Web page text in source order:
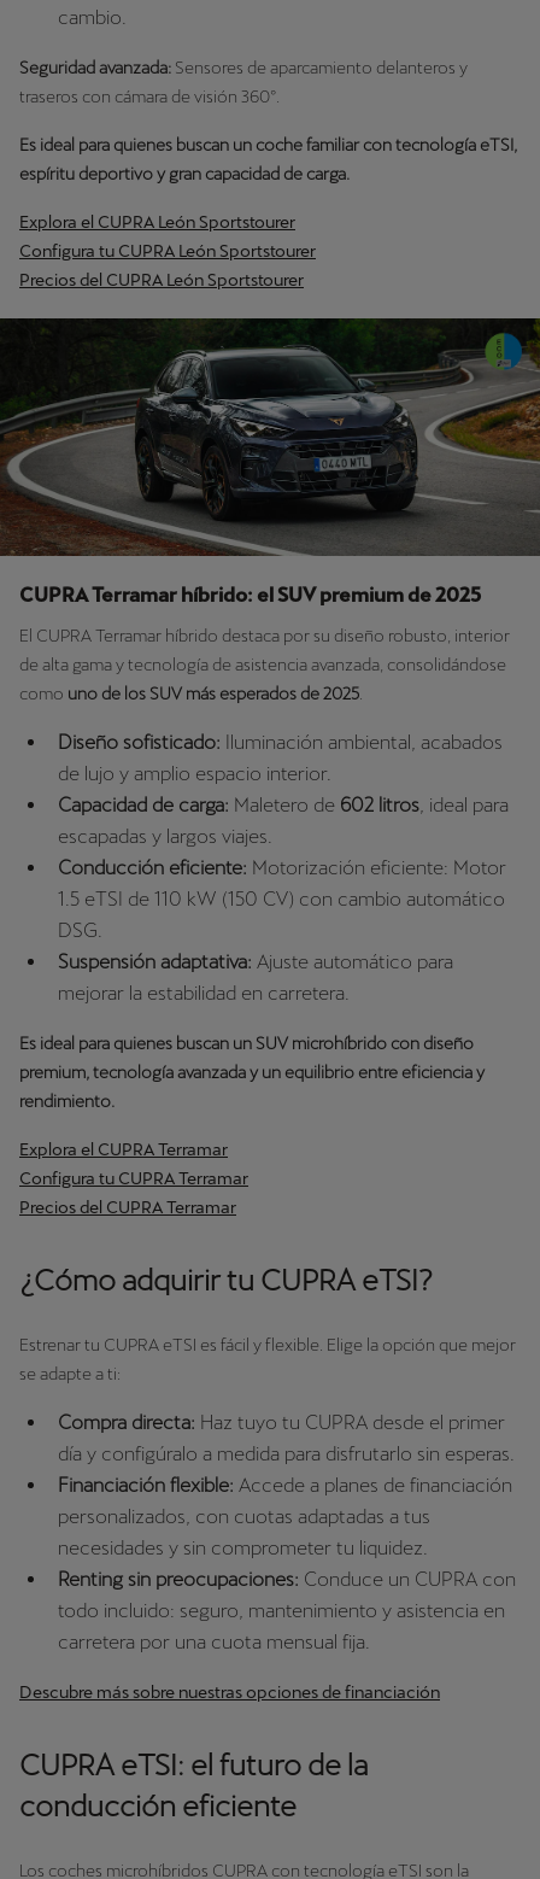
cambio.
Seguridad avanzada: Sensores de aparcamiento delanteros y
traseros con cámara de visión 360º.
Es ideal para quienes buscan un coche familiar con tecnología eTSI,
espíritu deportivo y gran capacidad de carga.
Explora el CUPRA León Sportstourer
Configura tu CUPRA León Sportstourer
Precios del CUPRA León Sportstourer
CUPRA Terramar híbrido: el SUV premium de 2025
El CUPRA Terramar híbrido destaca por su diseño robusto, interior
de alta gama y tecnología de asistencia avanzada, consolidándose
como uno de los SUV más esperados de 2025
Diseño sofisticado: Iluminación ambiental, acabados
de lujo y amplio espacio interior.
Capacidad de carga: Maletero de 602 litros, ideal para
escapadas y largos viajes.
Conducción eficiente: Motorización eficiente: Motor
1.5 eTSI de 110 kW (150 CV) con cambio automático
DSG.
Suspensión adaptativa: Ajuste automático para
mejorar la estabilidad en carretera.
Es ideal para quienes buscan un SUV microhíbrido con diseño
premium, tecnología avanzada y un equilibrio entre eficiencia y
rendimiento.
Explora el CUPRA Terramar
Configura tu CUPRA Terramar
Precios del CUPRA Terramar
¿Cómo adquirir tu CUPRA eTSI?
Estrenar tu CUPRA eTSI es fácil y flexible. Elige la opción que mejor
se adapte a ti:
Compra directa: Haz tuyo tu CUPRA desde el primer
día y configúralo a medida para disfrutarlo sin esperas.
Financiación flexible: Accede a planes de financiación
personalizados, con cuotas adaptadas a tus
necesidades y sin comprometer tu liquidez.
Renting sin preocupaciones: Conduce un CUPRA con
todo incluido: seguro, mantenimiento y asistencia en
carretera por una cuota mensual fija.
Descubre más sobre nuestras opciones de financiación
CUPRA eTSI: el futuro de la
conducción eficiente
Los coches microhíbridos CUPRA con tecnología eTSI son la